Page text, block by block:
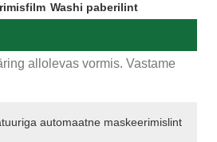
Washi paberilint
allolevas vormis. Vastame